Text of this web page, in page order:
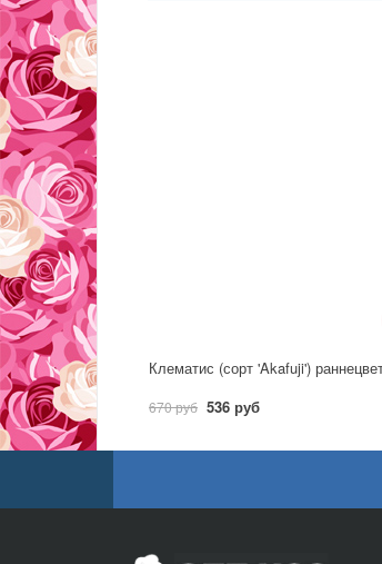
Клематис (сорт 'Akafuji')
670 руб 536 руб